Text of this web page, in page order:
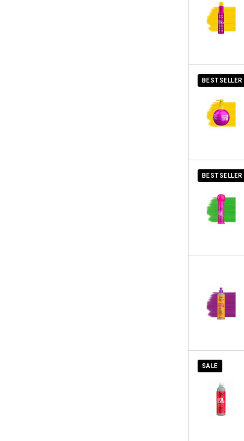
BESTSELLER
BESTSELLER
SALE